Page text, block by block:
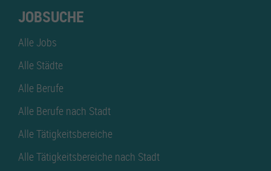
JOBSUCHE
Alle Jobs
Alle Städte
Alle Berufe
Alle Berufe nach Stadt
Alle Tätigkeitsbereiche
Alle Tätigkeitsbereiche nach Stadt